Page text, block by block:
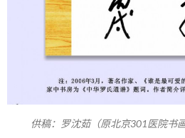
供稿：罗沈茹（原北京301医院